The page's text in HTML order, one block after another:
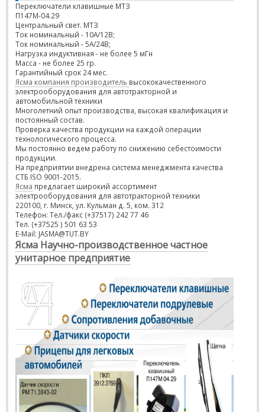
Переключатели клави шные МТЗ
П147М-04.29
Центральный свет. МТЗ
Ток номинальный - 10А/12В;
Ток номинальный - 5А/24В;
Нагрузка индуктивная - не более 5 мГн
Масса - не более 25 гр.
Гарантийный срок 24 мес.
Ясма компания производитель высококачественного
электрооборудования для автотракторной и
автомобильной техники
Многолетний опыт производства, высокая квалификация и
постоянный состав.
Проверка качества продукции на каждой операции
технологического процесса.
Мы постоянно ведем работу по снижению себестоимости
продукции.
На предприятии внедрена система менеджмента качества
СТБ ISO 9001-2015.
Ясма предлагает широкий ассортимент
электрооборудования для автотракторной техники
220100, г. Минск, ул. Кульман д. 5, ком. 312
Телефон: Тел./факс (+37517) 242 77 46
Тел. (+37525 ) 501 63 53
E-Mail: JASMA@TUT.BY
Ясма Научно-производственное частное
унитарное предприятие